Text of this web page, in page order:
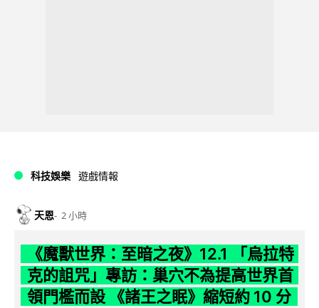
科技娛樂 遊戲情報
天恩 2 小時
《魔獸世界：至暗之夜》12.1 「烏拉特
克的詛咒」專訪：巢穴不為提高世界首
領門檻而設 《諸王之眠》縮短約 10 分